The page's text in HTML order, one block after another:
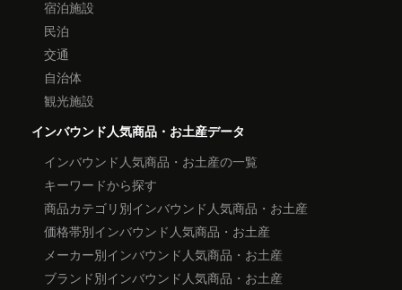
宿泊施設
民泊
交通
自治体
観光施設
インバウンド人気商品・お土産データ
インバウンド人気商品・お土産の一覧
キーワードから探す
商品カテゴリ別インバウンド人気商品・お土産
価格帯別インバウンド人気商品・お土産
メーカー別インバウンド人気商品・お土産
ブランド別インバウンド人気商品・お土産